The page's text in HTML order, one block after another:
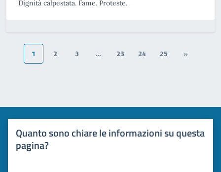
Dignità calpestata. Fame. Proteste.
1 2 3 … 23 24 25 »
Quanto sono chiare le informazioni su questa
pagina?